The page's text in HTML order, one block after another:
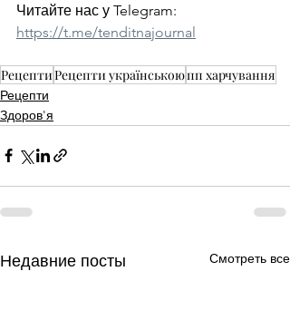
Читайте нас у Telegram:
https://t.me/tenditnajournal
РецептиРецепти українськоюпп харчування
Рецепти
Здоров'я
Недавние посты Смотреть все